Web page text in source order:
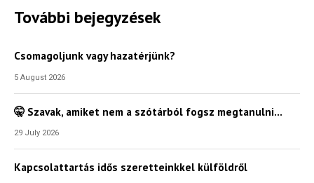
Email Cím*
Válaszd ki az ajándékod amit
ízutazás
További bejegyzések
Csomagoljunk vagy hazatérjünk?
5 August 2026
🤫 Szavak, amiket nem a szótárból fogsz megtanulni…
29 July 2026
Kapcsolattartás idős szeretteinkkel külföldről